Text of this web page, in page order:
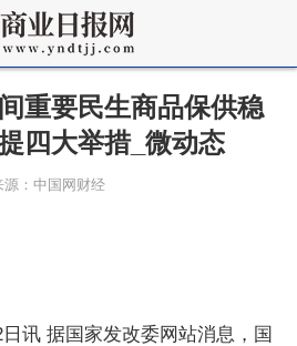
重要民生商品保供稳
四大举措_微动态
源：中国网财经
讯 据国家发改委网站消息，国